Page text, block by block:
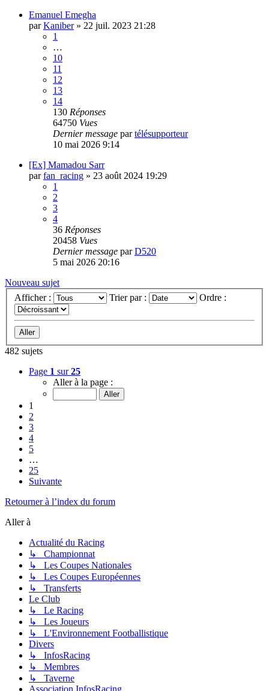
Emanuel Emegha
parKaniber» 22 juil. 2023 21:28
1
…
10
11
12
13
14
130 Réponses
64750 Vues
Dernier message partélésupporteur
10 mai 2026 9:14
[Ex] Mamadou Sarr
parfan_racing » 23 août 2024 19:29
1
2
3
4
36 Réponses
20458 Vues
Dernier message parD520
5 mai 2026 20:16
Nouveau sujet
Afficher :
Trier par : Ordre :
482 sujets
Page 1 sur25
Aller à la page :
1
2
3
4
5
…
25
Suivante
Retourner à l’index du forum
Aller à
Actualité du Racing
↳ Championnat
↳ Les Coupes Nationales
↳ Les Coupes Européennes
↳ Transferts
Le Club
↳ Le Racing
↳ Les Joueurs
↳ L'Environnement Footballistique
Divers
↳ InfosRacing
↳ Membres
↳ Taverne